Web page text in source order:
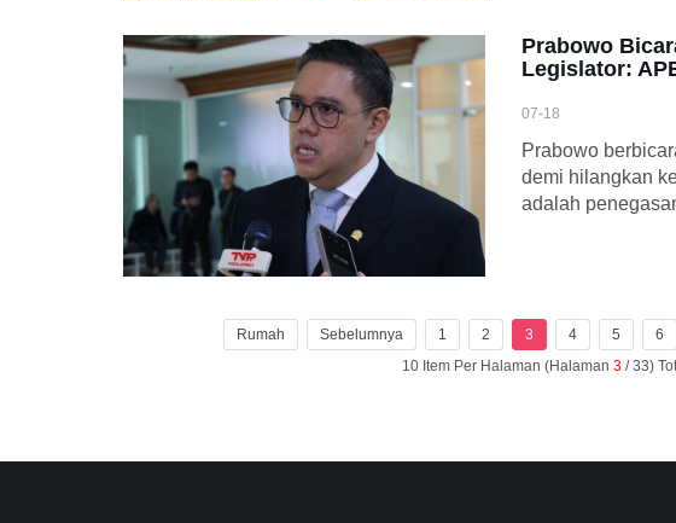
Prabowo
Legislator:
07-18
Prabowo
demi hilangkan
adalah
Rumah Sebelumnya 1 2 3 4 5 6
10 Item Per Halaman (Halaman 3 / 33)